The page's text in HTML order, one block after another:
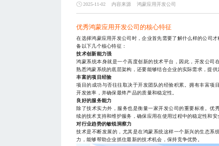
2025-11-02 内容来源 鸿蒙应用开发公司
优秀鸿蒙应用开发公司的核心特征
在选择鸿蒙应用开发公司时，企业首先需要了解什么样的公司
备以下几个核心特征：
技术创新能力强
鸿蒙系统本身就是一个高度创新的技术平台，因此，开发公司
熟悉鸿蒙系统的底层架构，还要能够结合企业的实际需求，提
丰富的项目经验
项目的成功与否往往取决于开发团队的经验积累。拥有丰富项
开发效率，并确保最终产品的质量和稳定性。
良好的服务能力
除了技术实力外，服务也是衡量一家开发公司的重要标准。优
续的技术支持和维护服务，确保应用在使用过程中的稳定性和安
对行业趋势的敏锐洞察力
技术是不断发展的，尤其是在鸿蒙系统这样一个新兴的生态系
力，能够帮助企业抓住最新的技术机会，保持竞争优势。